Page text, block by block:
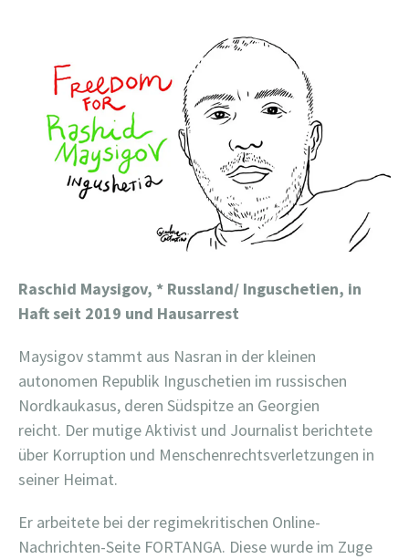
Raschid Maysigov, * Russland/ Inguschetien, in
Haft seit 2019 und Hausarrest
Maysigov stammt aus Nasran in der kleinen
autonomen Republik Inguschetien im russischen
Nordkaukasus, deren Südspitze an Georgien
reicht. Der mutige Aktivist und Journalist berichtete
über Korruption und Menschenrechtsverletzungen in
seiner Heimat.
Er arbeitete bei der regimekritischen Online-
Nachrichten-Seite FORTANGA. Diese wurde im Zuge